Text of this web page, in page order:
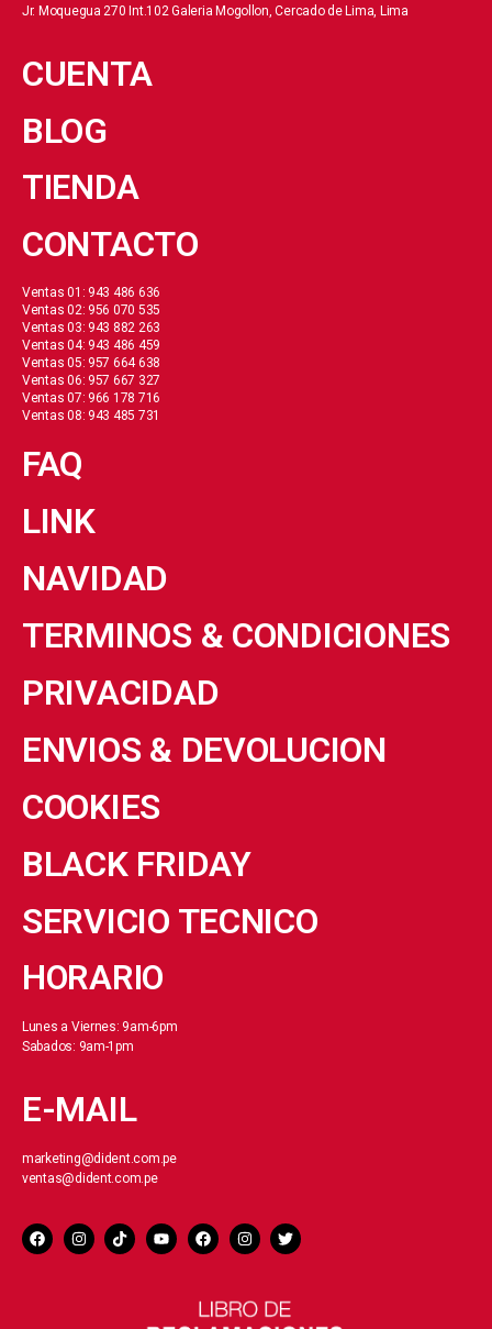
Jr. Moquegua 270 Int.102 Galeria Mogollon, Cercado de Lima, Lima
CUENTA
BLOG
TIENDA
CONTACTO
Ventas 01: 943 486 636
Ventas 02: 956 070 535
Ventas 03: 943 882 263
Ventas 04: 943 486 459
Ventas 05: 957 664 638
Ventas 06: 957 667 327
Ventas 07: 966 178 716
Ventas 08: 943 485 731
FAQ
LINK
NAVIDAD
TERMINOS & CONDICIONES
PRIVACIDAD
ENVIOS & DEVOLUCION
COOKIES
BLACK FRIDAY
SERVICIO TECNICO
HORARIO
Lunes a Viernes: 9am-6pm
Sabados: 9am-1pm
E-MAIL
marketing@dident.com.pe
ventas@dident.com.pe